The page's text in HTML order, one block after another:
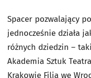
Spacer pozwalający
jednocześnie działa
różnych dziedzin –
Akademia Sztuk
Krakowie Filia we